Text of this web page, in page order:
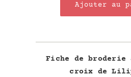
Ajouter au
Fiche de broderie
croix de